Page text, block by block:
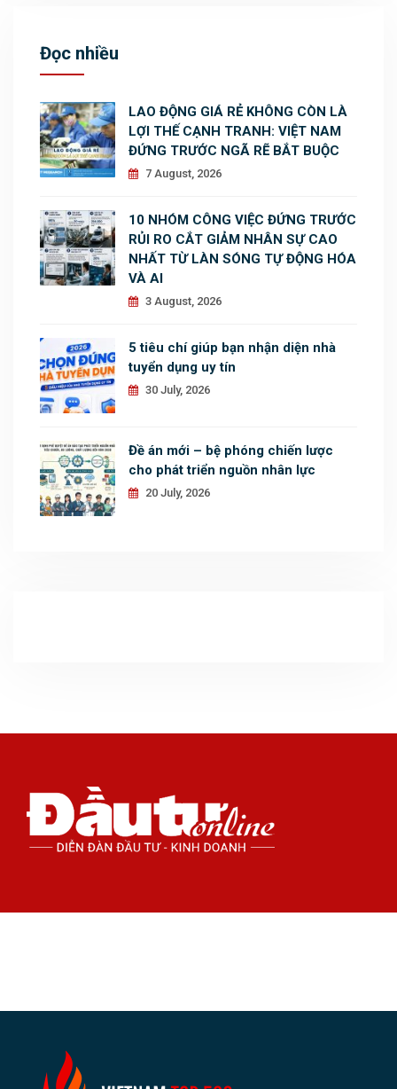
Đọc nhiều
LAO ĐỘNG GIÁ RẺ KHÔNG CÒN LÀ
LỢI THẾ CẠNH TRANH: VIỆT NAM
ĐỨNG TRƯỚC NGÃ RẼ BẮT BUỘC
7 August, 2026
10 NHÓM CÔNG VIỆC ĐỨNG TRƯỚC
RỦI RO CẮT GIẢM NHÂN SỰ CAO
NHẤT TỪ LÀN SÓNG TỰ ĐỘNG HÓA
VÀ AI
3 August, 2026
5 tiêu chí giúp bạn nhận diện nhà
tuyển dụng uy tín
30 July, 2026
Đề án mới – bệ phóng chiến lược
cho phát triển nguồn nhân lực
20 July, 2026